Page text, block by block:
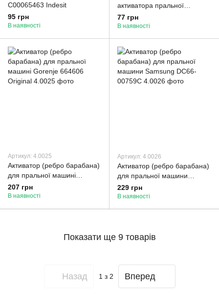
C00065463 Indesit
95 грн
В наявності
активатора пральної
машини Samsung DC97-
02051
77 грн
В наявності
Артикул: 4.0025
Активатор (ребро барабана)
для пральної машині
Gorenje 664606 Original
207 грн
В наявності
Артикул: 4.0026
Активатор (ребро барабана)
для пральної машини
Samsung DC66-00759C
229 грн
В наявності
Показати ще 9 товарів
Назад 1 з 2 Вперед